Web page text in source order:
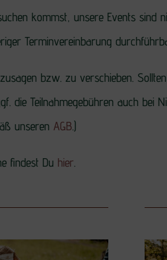
kommst, unsere Events sind
Terminvereinbarung
bzw. zu verschieben.
die Teilnahmegebühren auch bei
unseren AGB.)
findest Du hier.